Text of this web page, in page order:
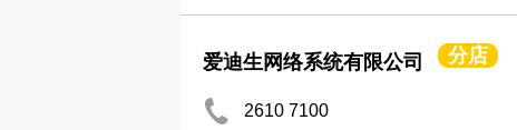
爱迪生网络系统有限公司 分店
2610 7100